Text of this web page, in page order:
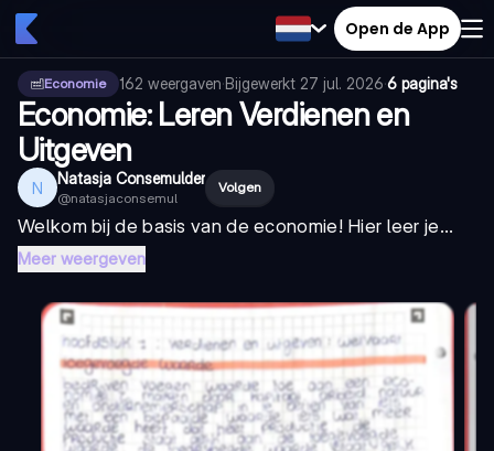
Open de App
Economie 162 weergaven·Bijgewerkt 27 jul. 2026·6 pagina's
Economie: Leren Verdienen en
Uitgeven
N Natasja Consemulder
@natasjaconsemul
Volgen
Welkom bij de basis van de economie! Hier leer je...
Meer weergeven